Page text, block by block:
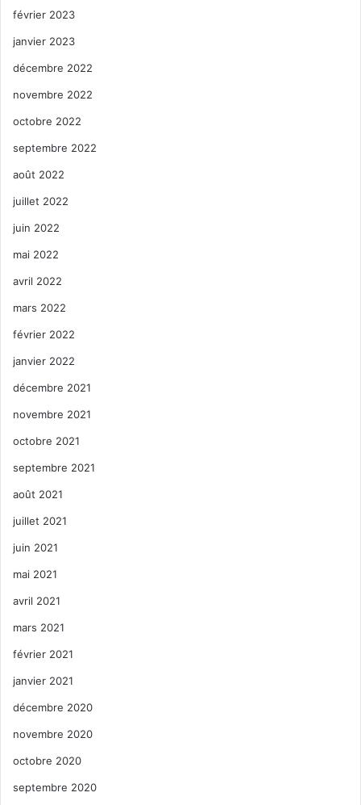
février 2023
janvier 2023
décembre 2022
novembre 2022
octobre 2022
septembre 2022
août 2022
juillet 2022
juin 2022
mai 2022
avril 2022
mars 2022
février 2022
janvier 2022
décembre 2021
novembre 2021
octobre 2021
septembre 2021
août 2021
juillet 2021
juin 2021
mai 2021
avril 2021
mars 2021
février 2021
janvier 2021
décembre 2020
novembre 2020
octobre 2020
septembre 2020